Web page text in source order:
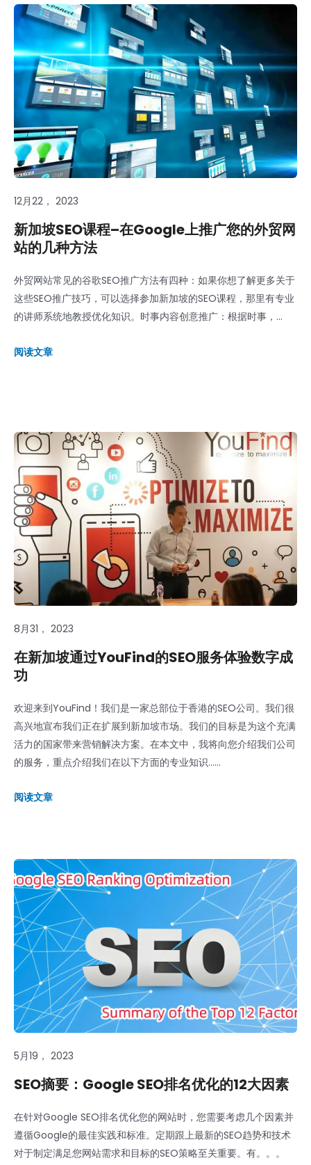
12月22， 2023
新加坡SEO课程–在Google上推广您的外贸网
站的几种方法
外贸网站常见的谷歌SEO推广方法有四种：如果你想了解更多关于
这些SEO推广技巧，可以选择参加新加坡的SEO课程，那里有专业
的讲师系统地教授优化知识。时事内容创意推广：根据时事，...
阅读文章
8月31， 2023
在新加坡通过YouFind的SEO服务体验数字成
功
欢迎来到YouFind！我们是一家总部位于香港的SEO公司。我们很
高兴地宣布我们正在扩展到新加坡市场。我们的目标是为这个充满
活力的国家带来营销解决方案。在本文中，我将向您介绍我们公司
的服务，重点介绍我们在以下方面的专业知识......
阅读文章
5月19， 2023
SEO摘要：Google SEO排名优化的12大因素
在针对Google SEO排名优化您的网站时，您需要考虑几个因素并
遵循Google的最佳实践和标准。定期跟上最新的SEO趋势和技术
对于制定满足您网站需求和目标的SEO策略至关重要。有。。。